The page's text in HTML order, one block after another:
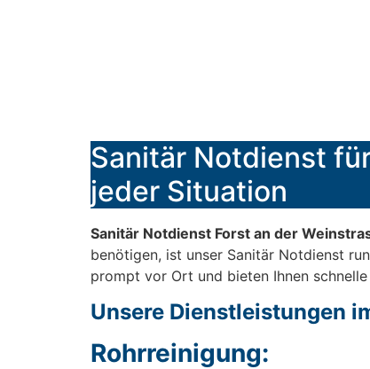
Sanitär Notdienst
jeder Situation
Sanitär Notdienst Forst an der
benötigen, ist unser Sanitär Notdienst
prompt vor Ort und bieten Ihnen
Unsere Dienstleistungen
Rohrreinigung: